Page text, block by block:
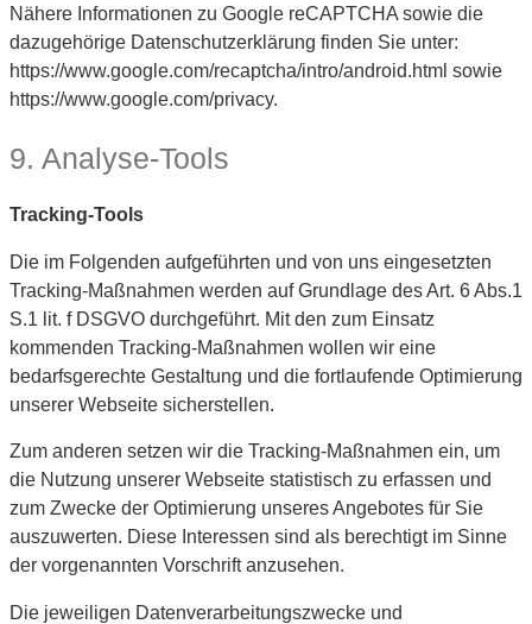
Nähere Informationen zu Google reCAPTCHA sowie die
dazugehörige Datenschutzerklärung finden Sie unter:
https://www.google.com/recaptcha/intro/android.html sowie
https://www.google.com/privacy.
9. Analyse-Tools
Tracking-Tools
Die im Folgenden aufgeführten und von uns eingesetzten
Tracking-Maßnahmen werden auf Grundlage des Art. 6 Abs.1
S.1 lit. f DSGVO durchgeführt. Mit den zum Einsatz
kommenden Tracking-Maßnahmen wollen wir eine
bedarfsgerechte Gestaltung und die fortlaufende Optimierung
unserer Webseite sicherstellen.
Zum anderen setzen wir die Tracking-Maßnahmen ein, um
die Nutzung unserer Webseite statistisch zu erfassen und
zum Zwecke der Optimierung unseres Angebotes für Sie
auszuwerten. Diese Interessen sind als berechtigt im Sinne
der vorgenannten Vorschrift anzusehen.
Die jeweiligen Datenverarbeitungszwecke und